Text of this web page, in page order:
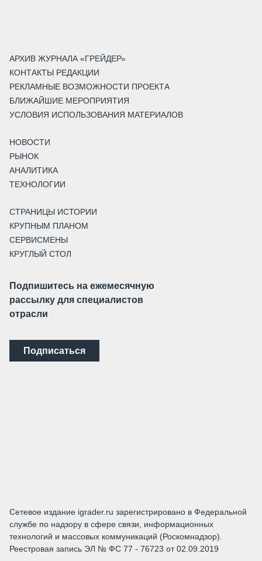
АРХИВ ЖУРНАЛА «ГРЕЙДЕР»
КОНТАКТЫ РЕДАКЦИИ
РЕКЛАМНЫЕ ВОЗМОЖНОСТИ ПРОЕКТА
БЛИЖАЙШИЕ МЕРОПРИЯТИЯ
УСЛОВИЯ ИСПОЛЬЗОВАНИЯ МАТЕРИАЛОВ
НОВОСТИ
РЫНОК
АНАЛИТИКА
ТЕХНОЛОГИИ
СТРАНИЦЫ ИСТОРИИ
КРУПНЫМ ПЛАНОМ
СЕРВИСМЕНЫ
КРУГЛЫЙ СТОЛ
Подпишитесь на ежемесячную
рассылку для специалистов
отрасли
Подписаться
Сетевое издание igrader.ru зарегистрировано в Федеральной
службе по надзору в сфере связи, информационных
технологий и массовых коммуникаций (Роскомнадзор).
Реестровая запись ЭЛ № ФС 77 - 76723 от 02.09.2019